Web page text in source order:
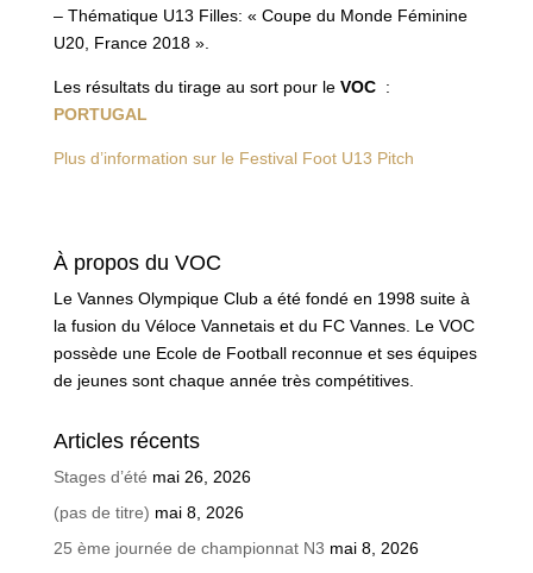
– Thématique U13 Filles: « Coupe du Monde Féminine
U20, France 2018 ».
Les résultats du tirage au sort pour le VOC :
PORTUGAL
Plus d’information sur le Festival Foot U13 Pitch
À propos du VOC
Le Vannes Olympique Club a été fondé en 1998 suite à
la fusion du Véloce Vannetais et du FC Vannes. Le VOC
possède une Ecole de Football reconnue et ses équipes
de jeunes sont chaque année très compétitives.
Articles récents
Stages d’été mai 26, 2026
(pas de titre) mai 8, 2026
25 ème journée de championnat N3 mai 8, 2026